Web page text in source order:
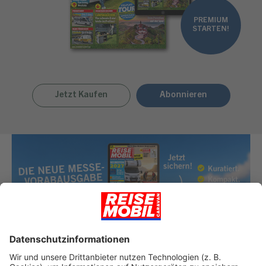
PREMIUM
STARTEN!
Jetzt Kaufen Abonnieren
JETZT KOSTENLOSE MESSE-VORABAUSGABE
HERUNTERLADEN!